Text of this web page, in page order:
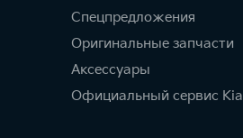
Спецпредложения
Оригинальные запчасти
Аксессуары
Официальный сервис Kia